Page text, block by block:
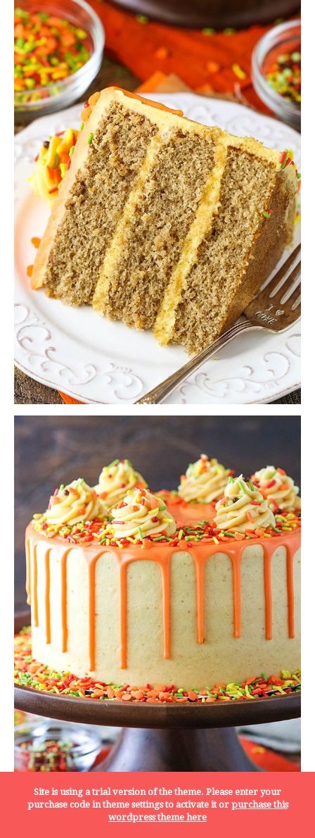
Site is using a trial version of the theme. Please enter your
purchase code in theme settings to activate it or purchase this
wordpress theme here